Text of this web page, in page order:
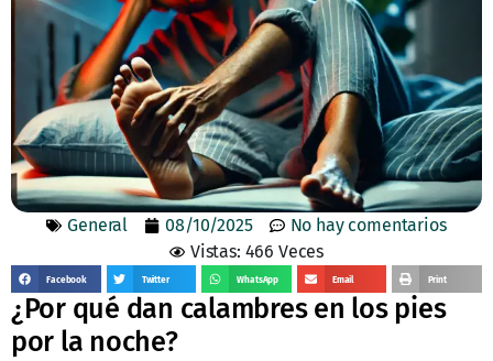
General 08/10/2025
No hay comentarios
Vistas: 466 Veces
Facebook Twitter WhatsApp Email Print
¿Por qué dan calambres en los pies
por la noche?